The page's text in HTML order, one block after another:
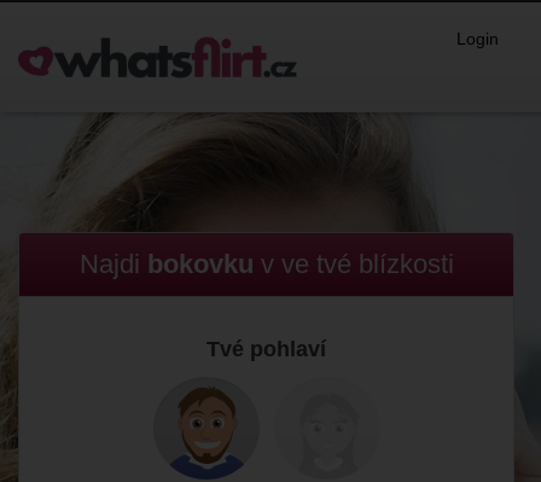
Login
Najdi bokovku v ve tvé blízkosti
Tvé pohlaví